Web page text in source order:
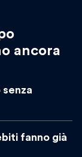
ancora
senza
fanno già